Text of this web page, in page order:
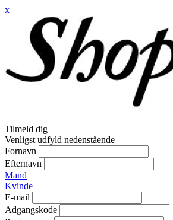
x
Tilmeld dig
Venligst udfyld nedenstående
Fornavn
Efternavn
Mand
Kvinde
E-mail
Adgangskode